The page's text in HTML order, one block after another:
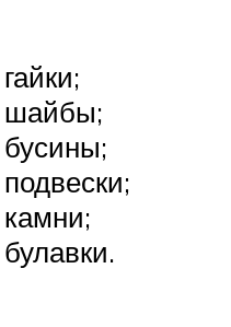
гайки;
шайбы;
бусины;
подвески;
камни;
булавки.